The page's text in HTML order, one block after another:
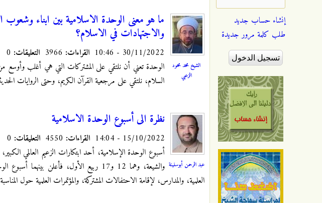
الشيخ محمد محمود
الزعبي
ما هو معنى الوحدة الاسلامية بين ابناء وشعوب
والاجتهادات في الاسلام؟
30/11/2022 - 10:46 القراءات: التعليقات:
الوحدة تعني أن نلتقي على المشتركات التي هي أغلب وأوسع من
السلام، نلتقي على مرجعية القرآن الكريم، وحتى الروايات
عبد الرحمن أبوسنينة
نظرة الی أسبوع الوحدة الاسلامية
15/10/2022 - 14:04 القراءات: التعليقات:
أسبوع الوحدة الإسلامية، أحد ابتكارات الزعيم العالمي
والشيعة، وهما 12 و17 ربيع الأول، فأعلن
العلمية، والمدارس، لإقامة الاحتفالات المشتركة، والمؤتمرات العلمية حول
إنشاء حساب جديد
طلب كلمة مرور جديدة